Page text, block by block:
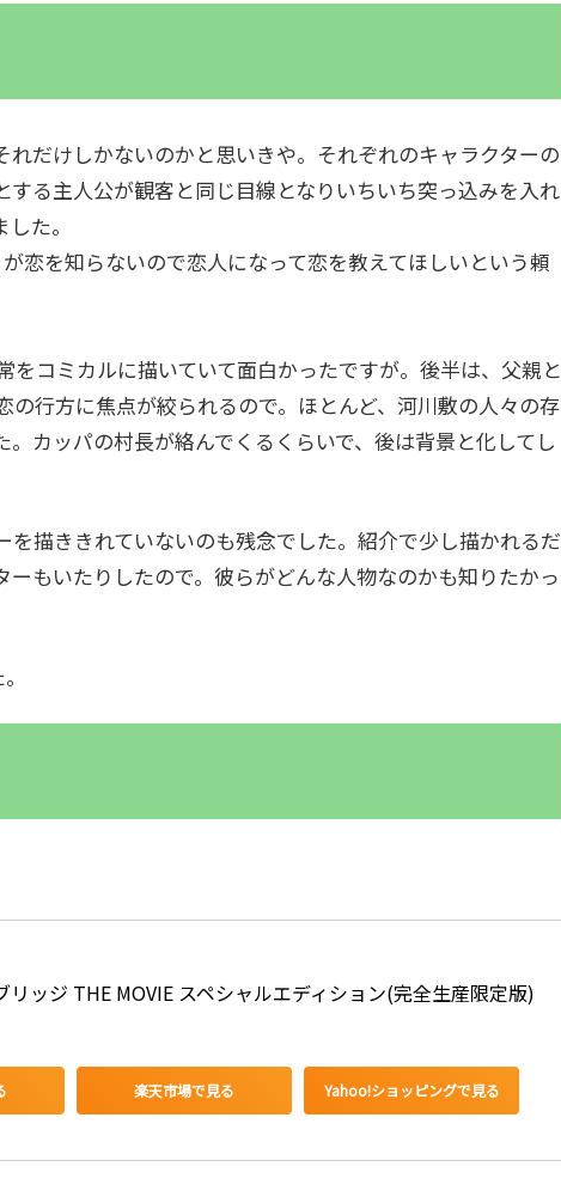
だけしかないのかと思いきや。それぞれのキャラクターの
る主人公が観客と同じ目線となりいちいち突っ込みを入れ
た。
恋を知らないので恋人になって恋を教えてほしいという頼
コミカルに描いていて面白かったですが。後半は、父親と
行方に焦点が絞られるので。ほとんど、河川敷の人々の存
カッパの村長が絡んでくるくらいで、後は背景と化してし
描ききれていないのも残念でした。紹介で少し描かれるだ
もいたりしたので。彼らがどんな人物なのかも知りたかっ
リッジ THE MOVIE スペシャルエディション(完全生産限定版)
楽天市場で見る Yahoo!ショッピングで見る